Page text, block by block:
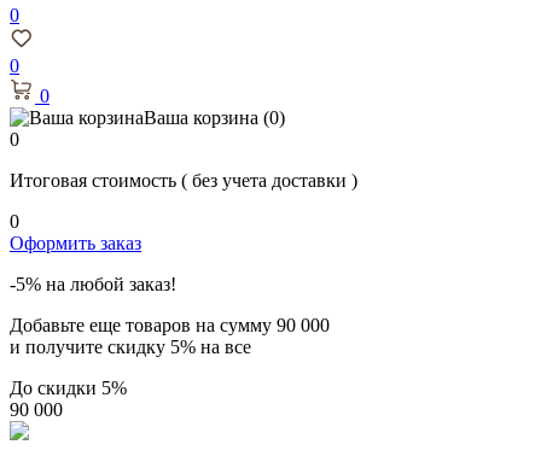
0
0
0
Ваша корзина (0)
0
Итоговая стоимость ( без учета доставки )
0
Оформить заказ
-5% на любой заказ!
Добавьте еще товаров на сумму 90 000
и получите скидку 5% на все
До скидки 5%
90 000